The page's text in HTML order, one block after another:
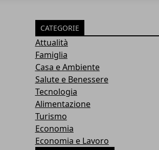
CATEGORIE
Attualità
Famiglia
Casa e Ambiente
Salute e Benessere
Tecnologia
Alimentazione
Turismo
Economia
Economia e Lavoro